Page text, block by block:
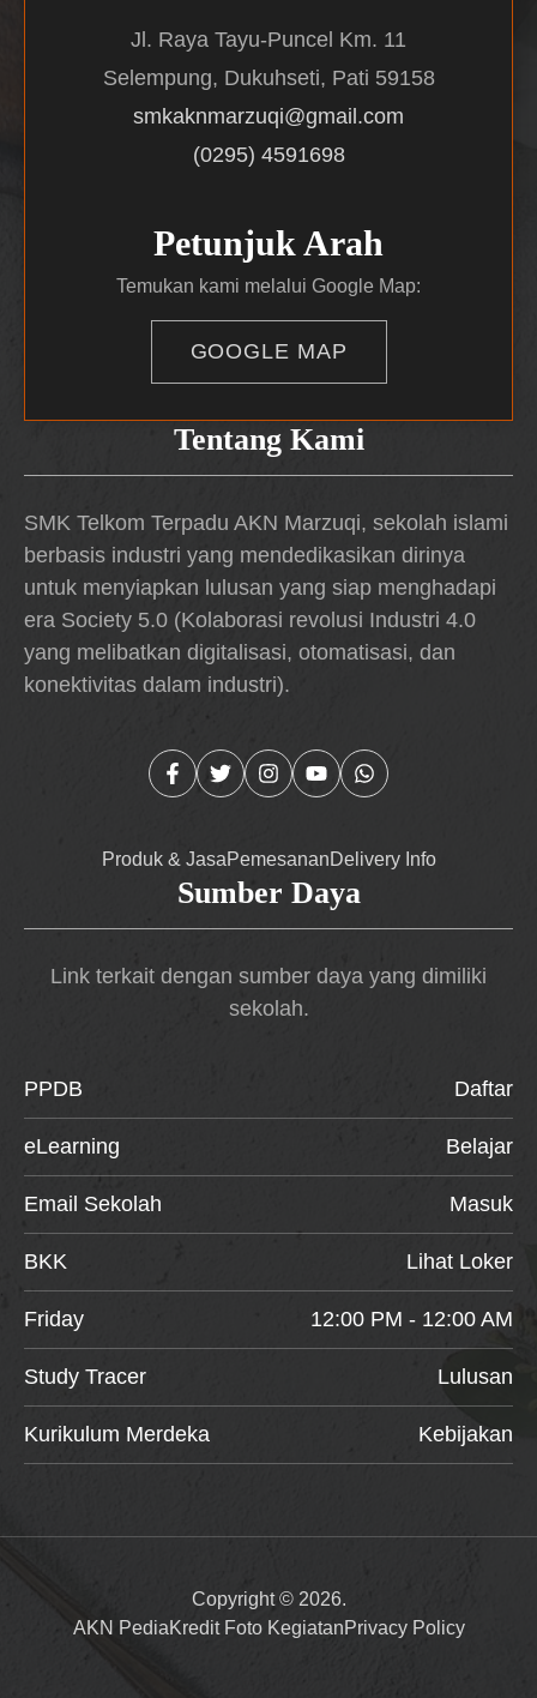
Tentang Kami
SMK Telkom Terpadu AKN Marzuqi, sekolah islami
berbasis industri yang mendedikasikan dirinya
untuk menyiapkan lulusan yang siap menghadapi
era Society 5.0 (Kolaborasi revolusi Industri 4.0
yang melibatkan digitalisasi, otomatisasi, dan
konektivitas dalam industri).
Produk & JasaPemesananDelivery Info
Jl. Raya Tayu-Puncel Km. 11
Selempung, Dukuhseti, Pati 59158
smkaknmarzuqi@gmail.com
(0295) 4591698
Petunjuk Arah
Temukan kami melalui Google Map:
GOOGLE MAP
Sumber Daya
Link terkait dengan sumber daya yang dimiliki
sekolah.
PPDB Daftar
eLearning Belajar
Email Sekolah Masuk
BKK Lihat Loker
Friday 12:00 PM - 12:00 AM
Study Tracer Lulusan
Kurikulum Merdeka Kebijakan
Copyright © 2026.
AKN PediaKredit Foto KegiatanPrivacy Policy